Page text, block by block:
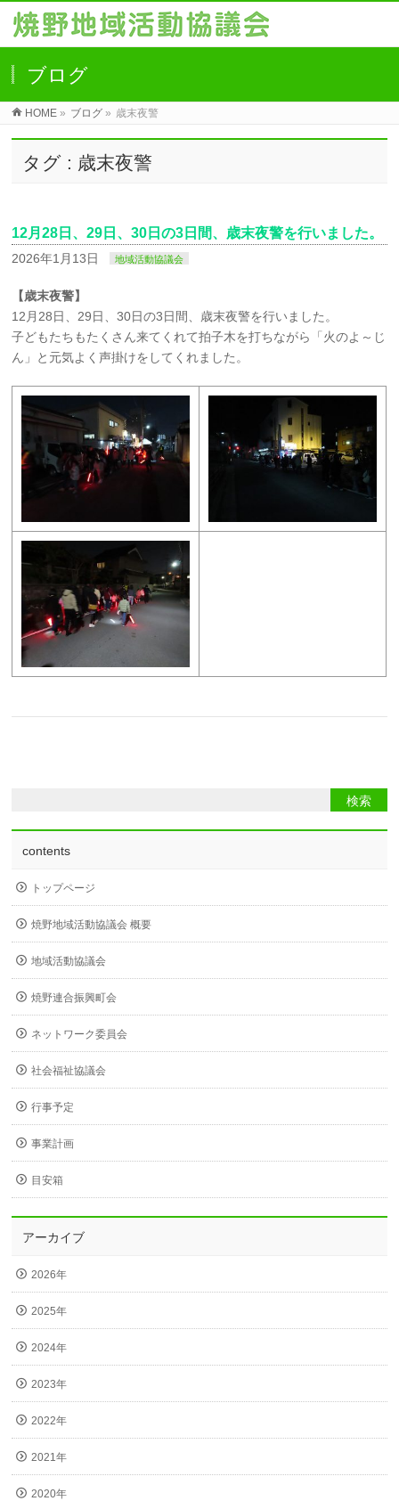
ブログ
HOME » ブログ » 歳末夜警
タグ : 歳末夜警
12月28日、29日、30日の3日間、歳末夜警を行いました。
2026年1月13日 地域活動協議会
【歳末夜警】
12月28日、29日、30日の3日間、歳末夜警を行いました。
子どもたちもたくさん来てくれて拍子木を打ちながら「火のよ～じ
ん」と元気よく声掛けをしてくれました。
contents
トップページ
焼野地域活動協議会 概要
地域活動協議会
焼野連合振興町会
ネットワーク委員会
社会福祉協議会
行事予定
事業計画
目安箱
アーカイブ
2026年
2025年
2024年
2023年
2022年
2021年
2020年